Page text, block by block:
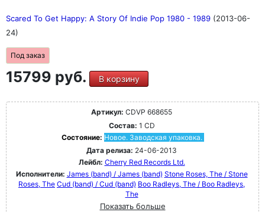
Scared To Get Happy: A Story Of Indie Pop 1980 - 1989 (2013-06-
24)
Под заказ
15799 руб. В корзину
Артикул: CDVP 668655
Состав: 1 CD
Состояние: Новое. Заводская упаковка.
Дата релиза: 24-06-2013
Лейбл: Cherry Red Records Ltd.
Исполнители: James (band) / James (band) Stone Roses, The / Stone
Roses, The Cud (band) / Cud (band) Boo Radleys, The / Boo Radleys,
The
Показать больше